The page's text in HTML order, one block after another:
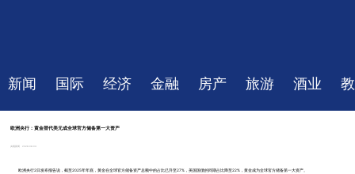
新闻 国际 经济 金融 房产 旅游 酒业
欧洲央行：黄金替代美元成全球官方储备第一大资产
央视新闻 2026-06-03
欧洲央行2日发布报告说，截至2025年年底，黄金在全球官方储备资产总额中的占比已升至27%，美国国债的同期占比降至22%，黄金成为全球官方储备第一大资产。